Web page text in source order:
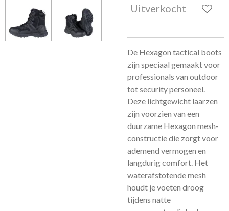
Uitverkocht
De Hexagon tactical boots
zijn speciaal gemaakt voor
professionals van outdoor
tot security personeel.
Deze lichtgewicht laarzen
zijn voorzien van een
duurzame Hexagon mesh-
constructie die zorgt voor
ademend vermogen en
langdurig comfort. Het
waterafstotende mesh
houdt je voeten droog
tijdens natte